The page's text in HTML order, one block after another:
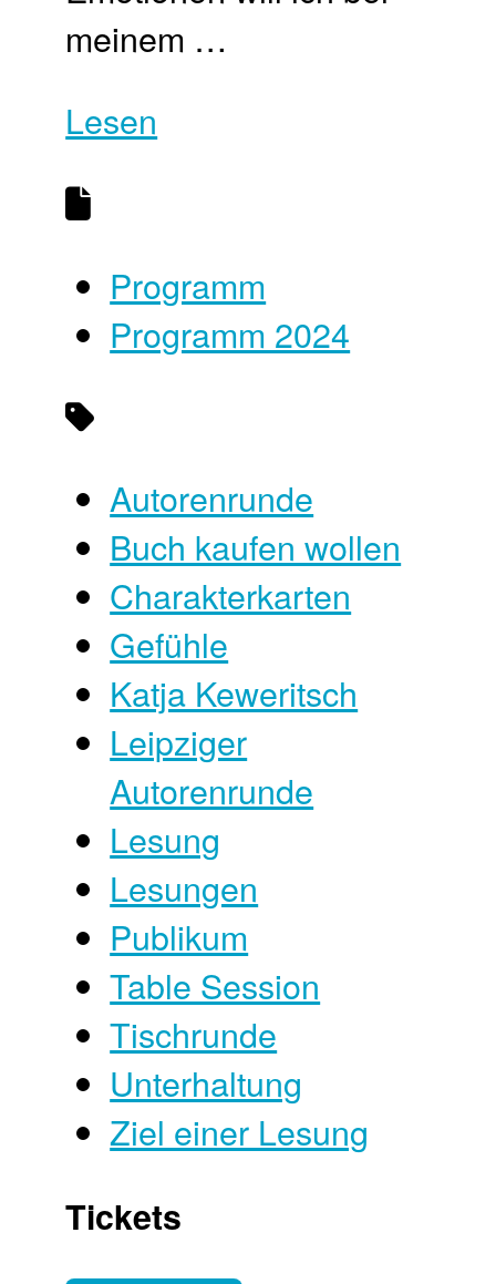
meinem …
Lesen
Programm
Programm 2024
Autorenrunde
Buch kaufen wollen
Charakterkarten
Gefühle
Katja Keweritsch
Leipziger
Autorenrunde
Lesung
Lesungen
Publikum
Table Session
Tischrunde
Unterhaltung
Ziel einer Lesung
Tickets